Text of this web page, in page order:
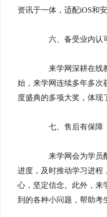
资讯于一体，适配iOS和
六、备受业内认
来学网深耕在线教
始，来学网连续多年多次
度盛典的多项大奖，体
七、售后有保障
来学网会为学员配
进度，及时推动学习进程
心，坚定信念。此外，来
到的各种小问题，帮助考